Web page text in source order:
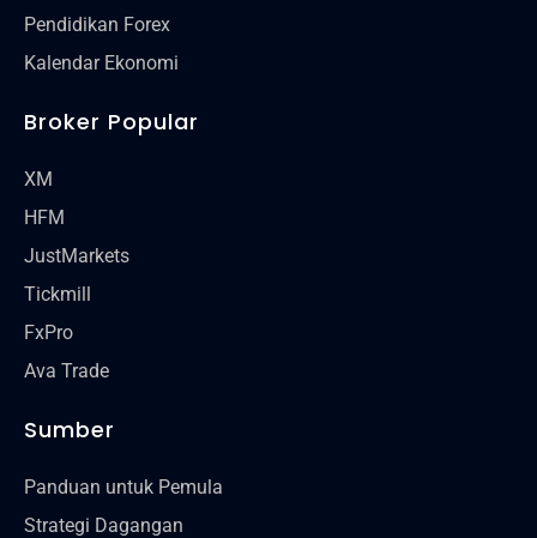
Pendidikan Forex
Kalendar Ekonomi
Broker Popular
XM
HFM
JustMarkets
Tickmill
FxPro
Ava Trade
Sumber
Panduan untuk Pemula
Strategi Dagangan